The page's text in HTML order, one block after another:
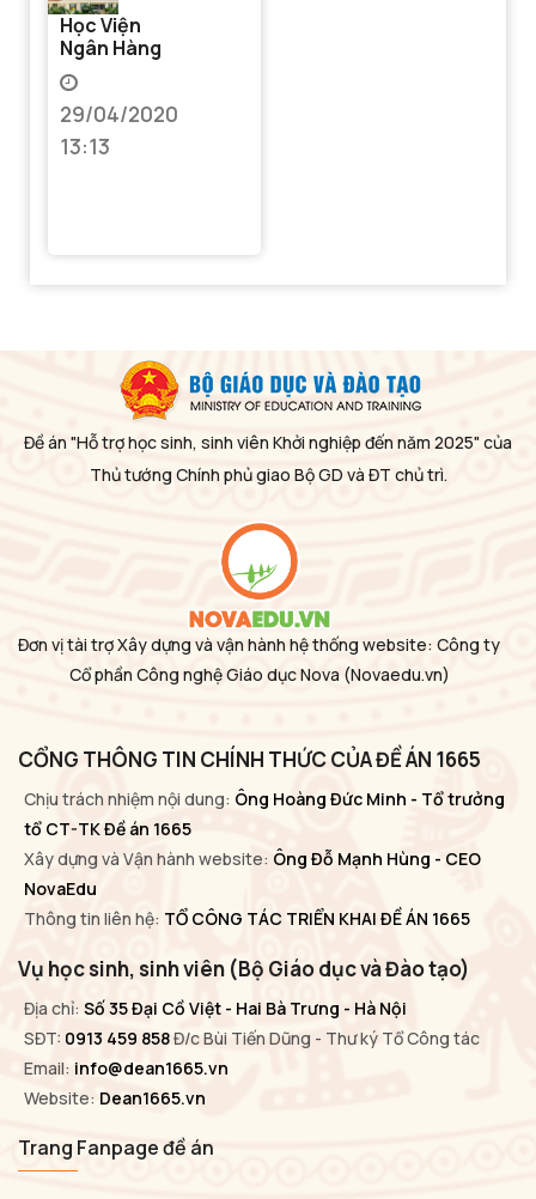
Học Viện
Ngân Hàng
29/04/2020
13:13
Đề án "Hỗ trợ học sinh, sinh viên Khởi nghiệp đến năm 2025" của
Thủ tướng Chính phủ giao Bộ GD và ĐT chủ trì.
Đơn vị tài trợ Xây dựng và vận hành hệ thống website: Công ty
Cổ phần Công nghệ Giáo dục Nova (Novaedu.vn)
CỔNG THÔNG TIN CHÍNH THỨC CỦA ĐỀ ÁN 1665
Chịu trách nhiệm nội dung: Ông Hoàng Đức Minh - Tổ trưởng
tổ CT-TK Đề án 1665
Xây dựng và Vận hành website: Ông Đỗ Mạnh Hùng - CEO
NovaEdu
Thông tin liên hệ: TỔ CÔNG TÁC TRIỂN KHAI ĐỀ ÁN 1665
Vụ học sinh, sinh viên (Bộ Giáo dục và Đào tạo)
Địa chỉ: Số 35 Đại Cồ Việt - Hai Bà Trưng - Hà Nội
SĐT: 0913 459 858Đ/c Bùi Tiến Dũng - Thư ký Tổ Công tác
Email: info@dean1665.vn
Website: Dean1665.vn
Trang Fanpage đề án